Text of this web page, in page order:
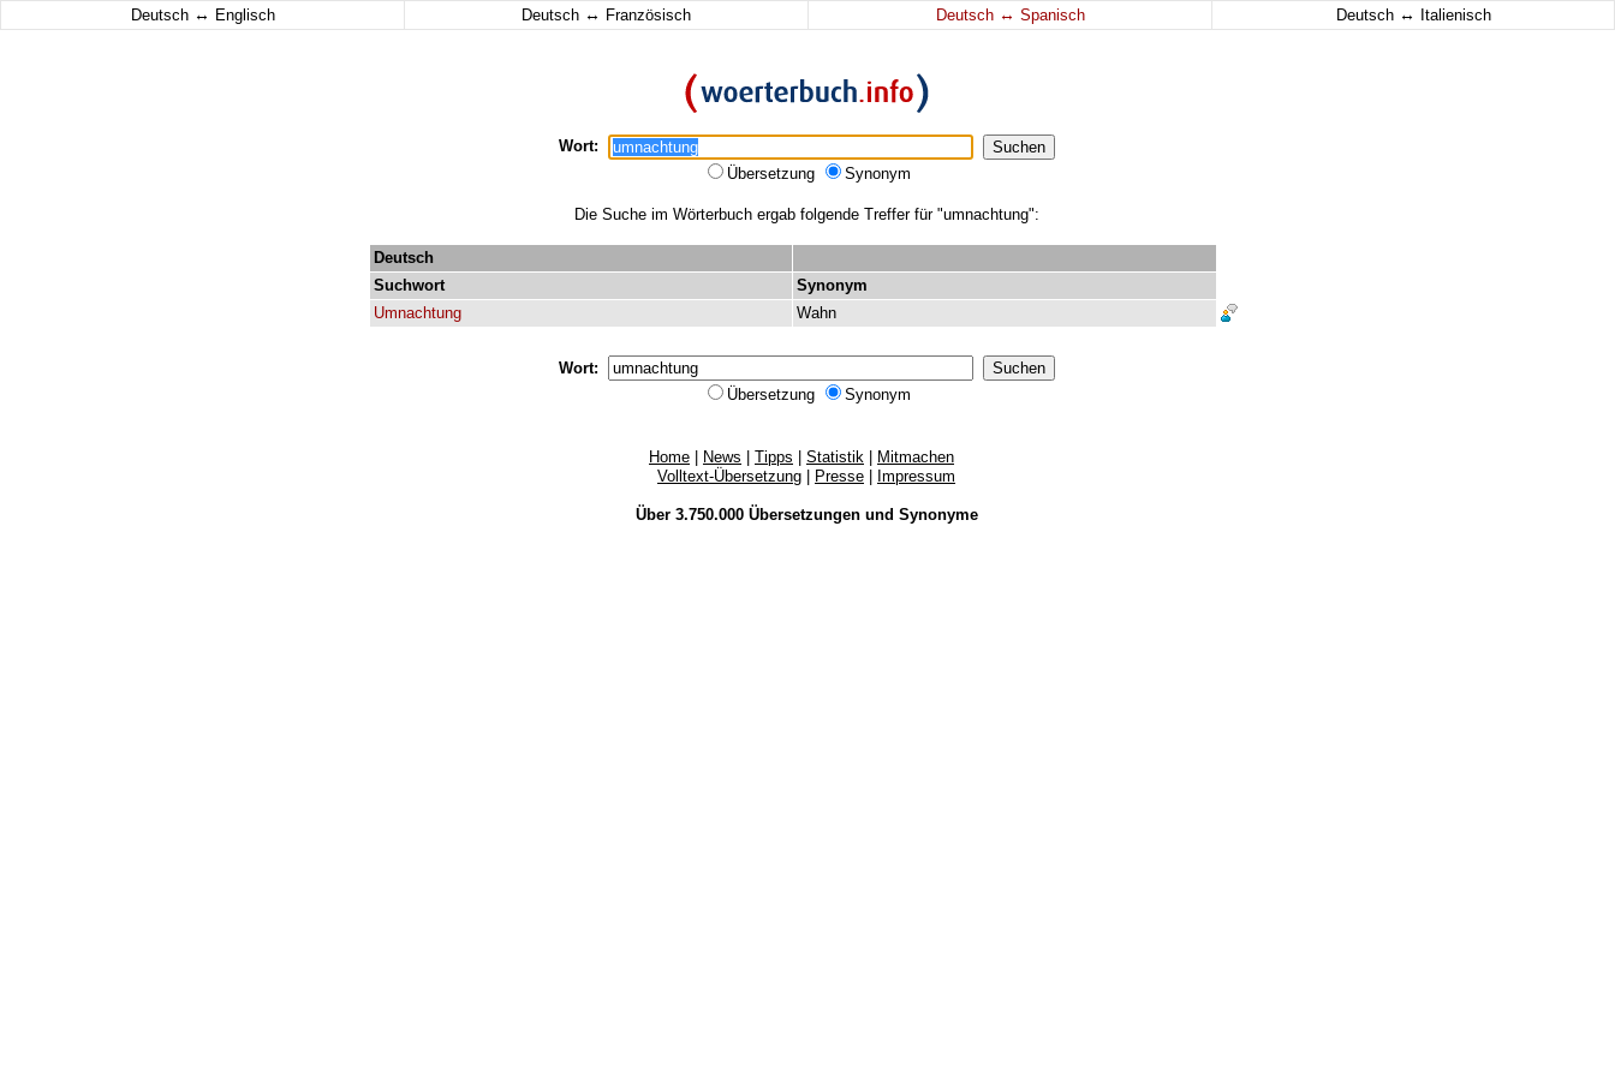
Deutsch ↔ Englisch Deutsch ↔ Französisch Deutsch ↔ Spanisch Deutsch ↔ Italienisch
Wort:
Übersetzung
Synonym
Die Suche im Wörterbuch ergab folgende Treffer für "umnachtung":
Deutsch
Suchwort
Synonym
Umnachtung
Wahn
Wort:
Übersetzung
Synonym
Home News Tipps Statistik
Mitmachen
Volltext-Übersetzung
Presse Impressum
Über 3.750.000 Übersetzungenund Synonyme